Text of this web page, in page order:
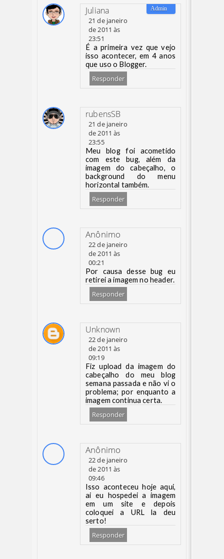
Juliana
21 de janeiro
de 2011 às
23:51
É a primeira vez que vejo
isso acontecer, em 4 anos
que uso o Blogger.
Responder
rubensSB
21 de janeiro
de 2011 às
23:55
Meu blog foi acometido
com este bug, além da
imagem do cabeçalho, o
background do menu
horizontal também.
Responder
Anônimo
22 de janeiro
de 2011 às
00:21
Por causa desse bug eu
retirei a imagem no header.
Responder
Unknown
22 de janeiro
de 2011 às
09:19
Fiz upload da imagem do
cabeçalho do meu blog
semana passada e não vi o
problema; por enquanto a
imagem continua certa.
Responder
Anônimo
22 de janeiro
de 2011 às
09:46
Isso aconteceu hoje aqui,
ai eu hospedei a imagem
em um site e depois
coloquei a URL la deu
serto!
Responder